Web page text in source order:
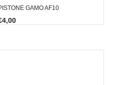
GAMO AF10